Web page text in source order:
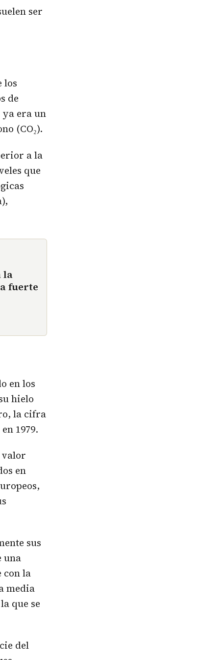
ser
los
de
ya era un
(CO₂).
a la
que
la
fuerte
en los
hielo
la cifra
1979.
valor
en
sus
una
con la
media
que se
del